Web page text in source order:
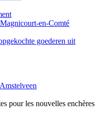
en-Comté
goederen uit
pour les nouvelles enchères